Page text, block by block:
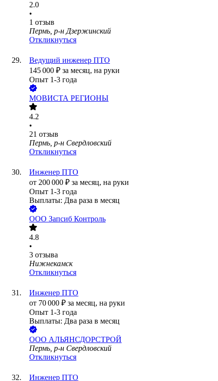
2.0
•
1 отзыв
Пермь, р-н Дзержинский
Откликнуться
Ведущий инженер ПТО
145 000 ₽ за месяц, на руки
Опыт 1-3 года
МОВИСТА РЕГИОНЫ
4.2
•
21 отзыв
Пермь, р-н Свердловский
Откликнуться
Инженер ПТО
от 200 000 ₽ за месяц, на руки
Опыт 1-3 года
Выплаты: Два раза в месяц
ООО Запсиб Контроль
4.8
•
3 отзыва
Нижнекамск
Откликнуться
Инженер ПТО
от 70 000 ₽ за месяц, на руки
Опыт 1-3 года
Выплаты: Два раза в месяц
ООО АЛЬЯНСДОРСТРОЙ
Пермь, р-н Свердловский
Откликнуться
Инженер ПТО